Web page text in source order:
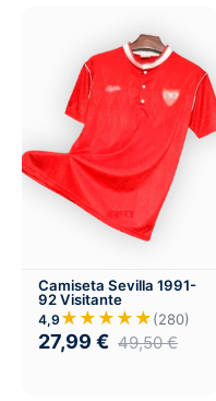
Camiseta Sevilla 1991-
92 Visitante
4,9 ★★★★★(280)
27,99 € 49,50€